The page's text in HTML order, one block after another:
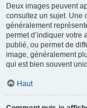
Deux images peuvent
consultez un sujet. Une
généralement
permet d’indiquer votre
publié, ou permet de
image, généralement
qui est bien souvent
Haut